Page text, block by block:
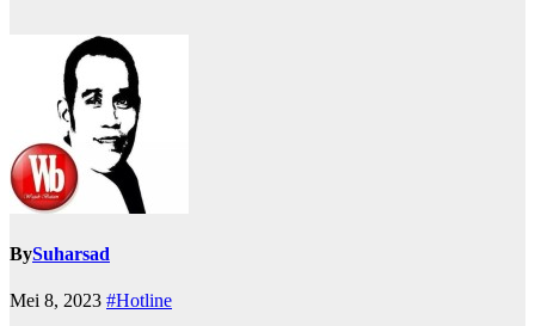
BySuharsad
Mei 8, 2023 #Hotline